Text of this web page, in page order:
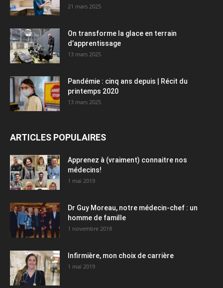
21 mars 2025
On transforme la glace en terrain
d’apprentissage
13 mars 2025
Pandémie : cinq ans depuis | Récit du
printemps 2020
13 mars 2025
ARTICLES POPULAIRES
Apprenez à (vraiment) connaitre nos
médecins!
1 mai 2019
Dr Guy Moreau, notre médecin-chef : un
homme de famille
1 novembre 2018
Infirmière, mon choix de carrière
1 mai 2019